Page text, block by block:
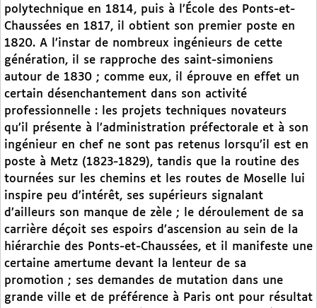
polytechnique en 1814, puis à l’École des Ponts-et-
Chaussées en 1817, il obtient son premier poste en
1820. A l’instar de nombreux ingénieurs de cette
génération, il se rapproche des saint-simoniens
autour de 1830 ; comme eux, il éprouve en effet un
certain désenchantement dans son activité
professionnelle : les projets techniques novateurs
qu’il présente à l’administration préfectorale et à son
ingénieur en chef ne sont pas retenus lorsqu’il est en
poste à Metz (1823-1829), tandis que la routine des
tournées sur les chemins et les routes de Moselle lui
inspire peu d’intérêt, ses supérieurs signalant
d’ailleurs son manque de zèle ; le déroulement de sa
carrière déçoit ses espoirs d’ascension au sein de la
hiérarchie des Ponts-et-Chaussées, et il manifeste une
certaine amertume devant la lenteur de sa
promotion ; ses demandes de mutation dans une
grande ville et de préférence à Paris ont pour résultat